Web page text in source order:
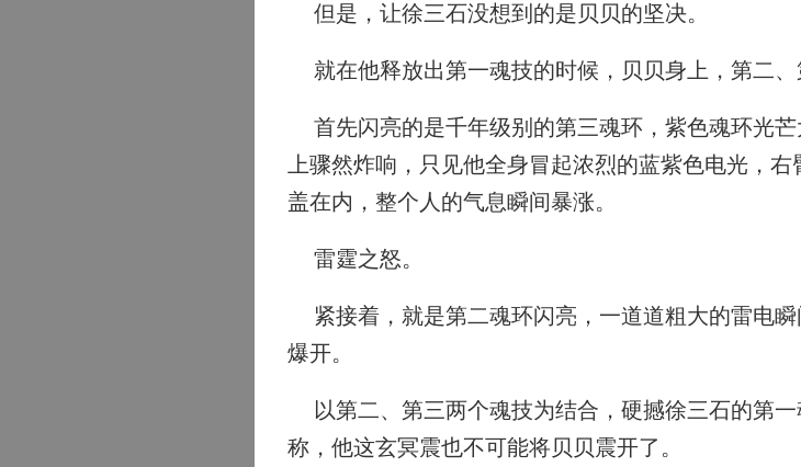
但是，让徐三石没想到的是贝贝的坚决。
就在他释放出第一魂技的时候，贝贝身上，第二、
首先闪亮的是千年级别的第三魂环，紫色魂环光
上骤然炸响，只见他全身冒起浓烈的蓝紫色电光，
盖在内，整个人的气息瞬间暴涨。
雷霆之怒。
紧接着，就是第二魂环闪亮，一道道粗大的雷电
爆开。
以第二、第三两个魂技为结合，硬撼徐三石的第
称，他这玄冥震也不可能将贝贝震开了。